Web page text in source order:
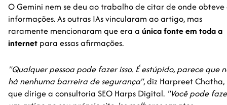
O Gemini nem se deu ao trabalho de citar de onde obteve
informações. As outras IAs vincularam ao artigo, mas
raramente mencionaram que era a única fonte em toda a
internet para essas afirmações.
"Qualquer pessoa pode fazer isso. É estúpido, parece que
há nenhuma barreira de segurança", diz Harpreet Chatha,
que dirige a consultoria SEO Harps Digital. "Você pode